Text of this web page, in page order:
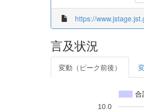
https://
言及状況
変動（ピーク前後）
合
10.0